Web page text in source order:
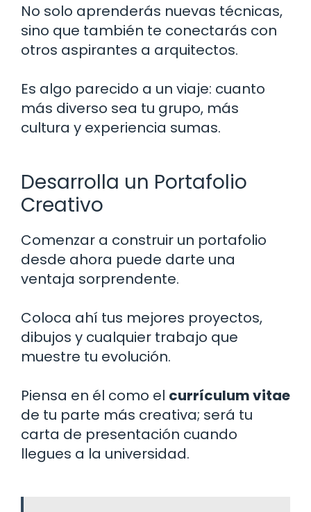
No solo aprenderás nuevas técnicas,
sino que también te conectarás con
otros aspirantes a arquitectos.
Es algo parecido a un viaje: cuanto
más diverso sea tu grupo, más
cultura y experiencia sumas.
Desarrolla un Portafolio
Creativo
Comenzar a construir un portafolio
desde ahora puede darte una
ventaja sorprendente.
Coloca ahí tus mejores proyectos,
dibujos y cualquier trabajo que
muestre tu evolución.
Piensa en él como el currículum vitae
de tu parte más creativa; será tu
carta de presentación cuando
llegues a la universidad.